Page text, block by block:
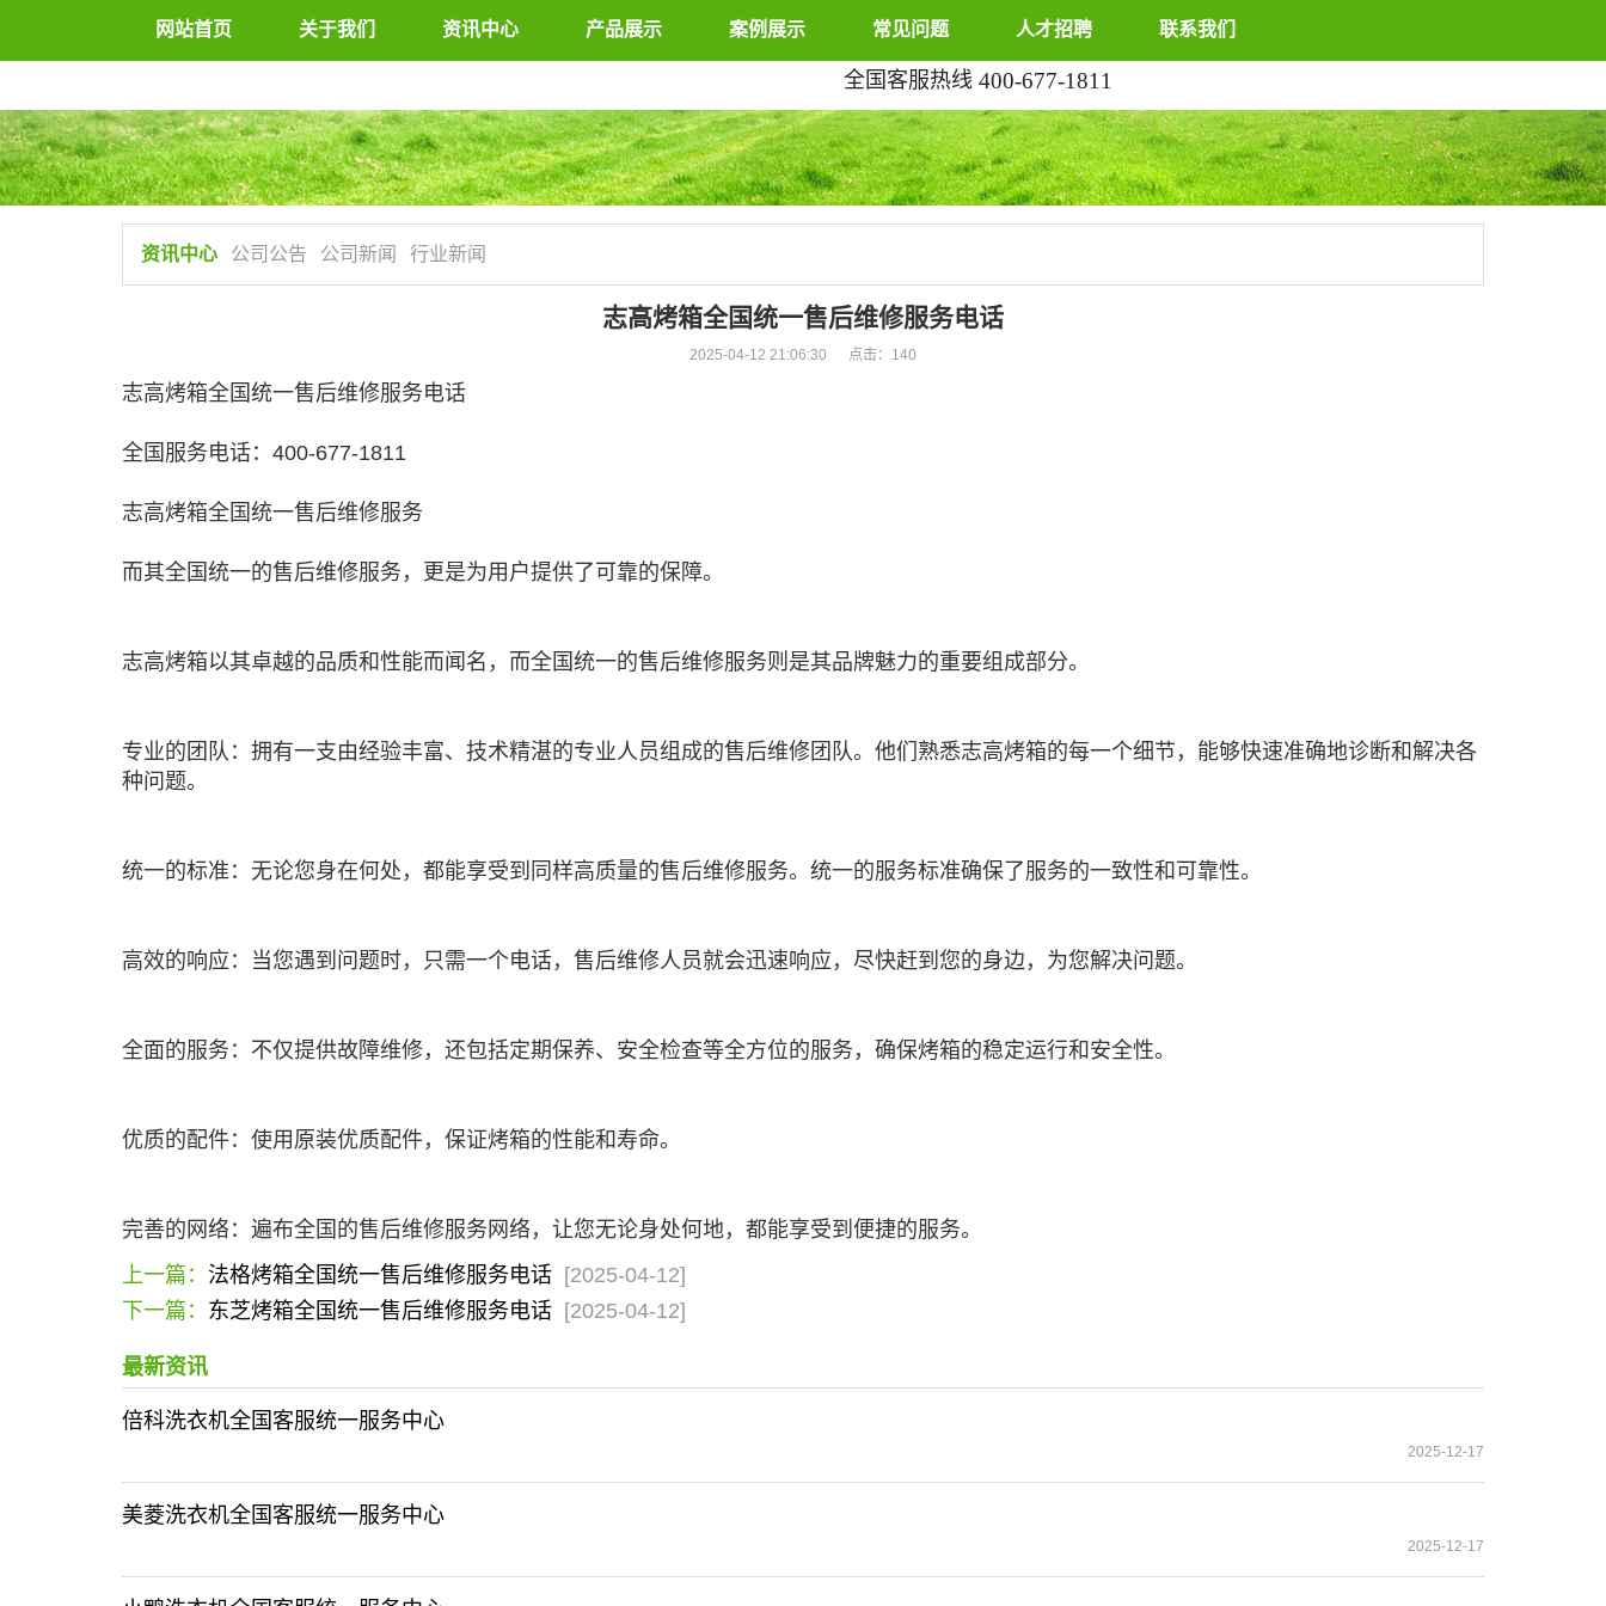
网站首页 关于我们 资讯中心 产品展示 案例展示 常见问题 人才招聘 联系我们
全国客服热线 400-677-1811
资讯中心 公司公告 公司新闻 行业新闻
志高烤箱全国统一售后维修服务电话
2025-04-12 21:06:30 点击： 140
志高烤箱全国统一售后维修服务电话
全国服务电话：400-677-1811
志高烤箱全国统一售后维修服务
而其全国统一的售后维修服务，更是为用户提供了可靠的保障。
志高烤箱以其卓越的品质和性能而闻名，而全国统一的售后维修服务则是其品牌魅力的重要组成部分。
专业的团队：拥有一支由经验丰富、技术精湛的专业人员组成的售后维修团队。他们熟悉志高烤箱的每一个细节，能够快速准确地诊断和解决各
种问题。
统一的标准：无论您身在何处，都能享受到同样高质量的售后维修服务。统一的服务标准确保了服务的一致性和可靠性。
高效的响应：当您遇到问题时，只需一个电话，售后维修人员就会迅速响应，尽快赶到您的身边，为您解决问题。
全面的服务：不仅提供故障维修，还包括定期保养、安全检查等全方位的服务，确保烤箱的稳定运行和安全性。
优质的配件：使用原装优质配件，保证烤箱的性能和寿命。
完善的网络：遍布全国的售后维修服务网络，让您无论身处何地，都能享受到便捷的服务。
上一篇： 法格烤箱全国统一售后维修服务电话 [2025-04-12]
下一篇： 东芝烤箱全国统一售后维修服务电话 [2025-04-12]
最新资讯
倍科洗衣机全国客服统一服务中心
2025-12-17
美菱洗衣机全国客服统一服务中心
2025-12-17